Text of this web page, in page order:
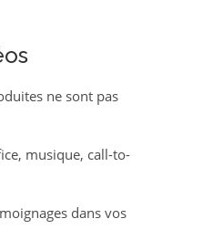
ne sont pas
musique, call-to-
dans vos